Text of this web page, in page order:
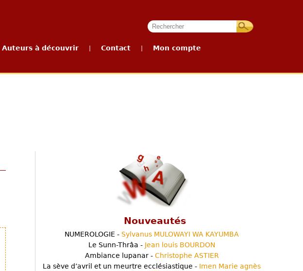
Auteurs à découvrir Contact Mon compte
Nouveautés
NUMEROLOGIE - Sylvanus MULOWAYI WA KAYUMBA
Le Sunn-Thrâa - Jean louis BOURDON
Ambiance lupanar - Christophe ASTIER
La sève d’avril et un meurtre ecclésiastique - Imen Marie agnès